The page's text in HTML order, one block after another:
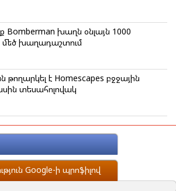
խաղն օնլայն 1000
մեծ խաղադաշտում
թողարկել է Homescapes բջջային
տեսահոլովակ
ի պրոֆիլով
Google-ի պրոֆիլով